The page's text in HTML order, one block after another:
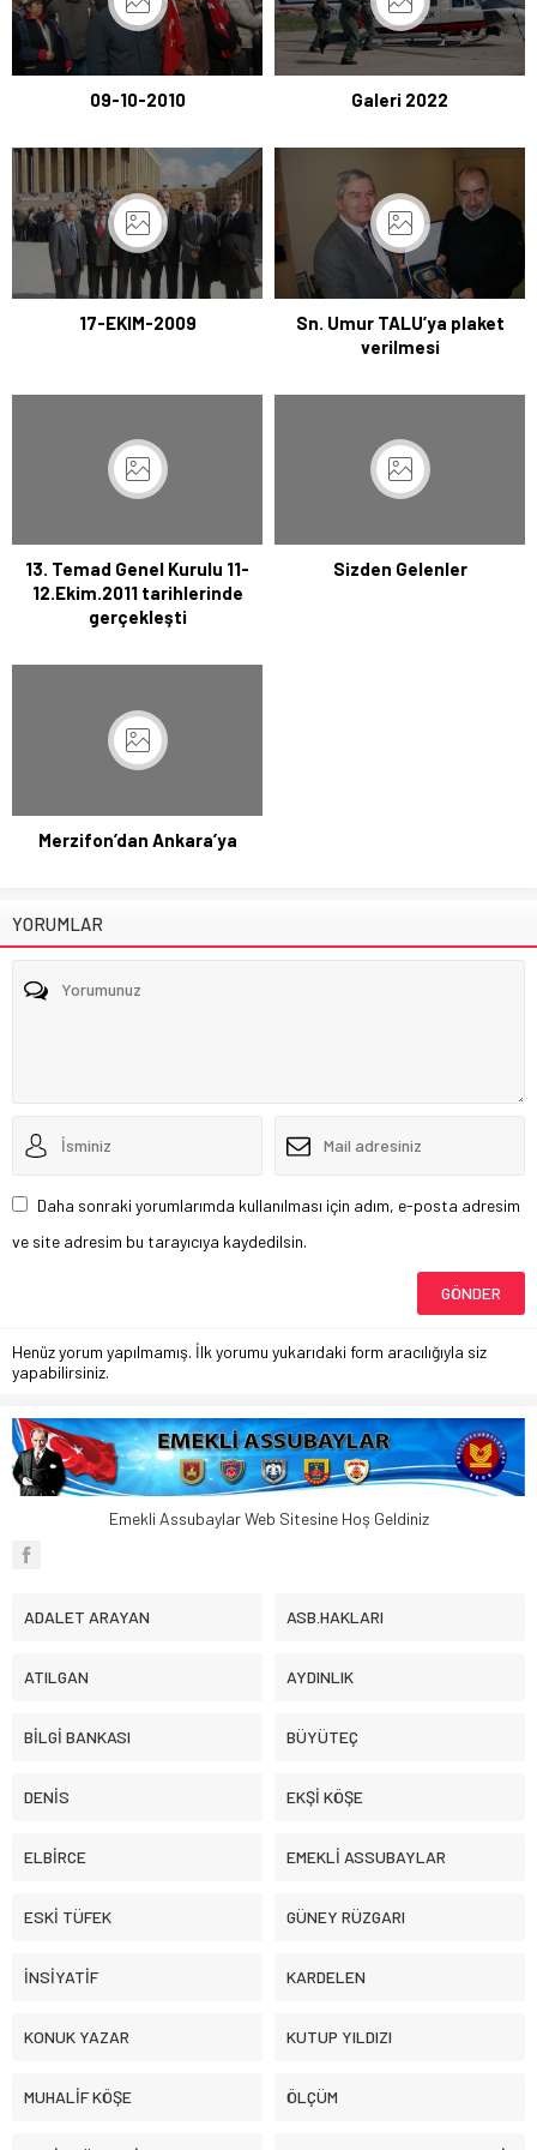
09-10-2010 Galeri 2022
17-EKIM-2009
Sn. Umur TALU’ya plaket
verilmesi
13. Temad Genel Kurulu 11-
12.Ekim.2011 tarihlerinde
gerçekleşti
Sizden Gelenler
Merzifon’dan Ankara’ya
YORUMLAR
Daha sonraki yorumlarımda kullanılması için adım, e-posta adresim
ve site adresim bu tarayıcıya kaydedilsin.
Henüz yorum yapılmamış. İlk yorumu yukarıdaki form aracılığıyla siz
yapabilirsiniz.
Emekli Assubaylar Web Sitesine Hoş Geldiniz
ADALET ARAYAN ASB.HAKLARI
ATILGAN AYDINLIK
BİLGİ BANKASI BÜYÜTEÇ
DENİS EKŞİ KÖŞE
ELBİRCE EMEKLİ ASSUBAYLAR
ESKİ TÜFEK GÜNEY RÜZGARI
İNSİYATİF KARDELEN
KONUK YAZAR KUTUP YILDIZI
MUHALİF KÖŞE ÖLÇÜM